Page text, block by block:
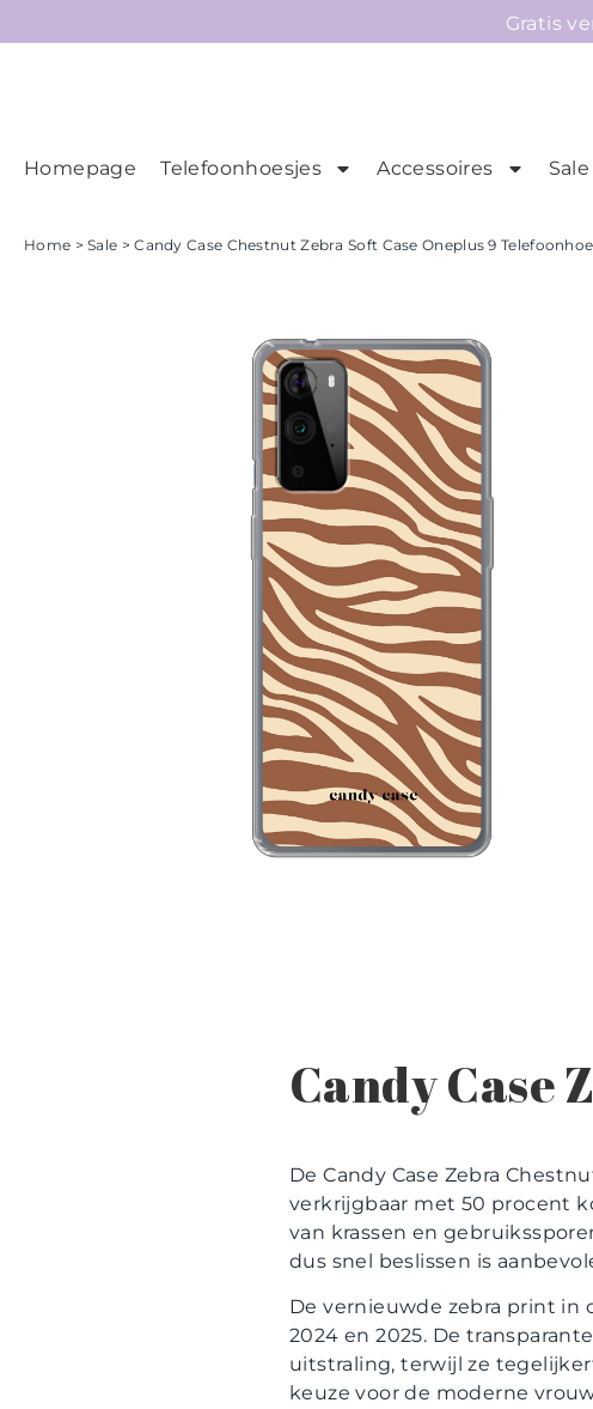
Gratis
Homepage Telefoonhoesjes Accessoires Sale
Home >Sale > Candy Case Chestnut Zebra Soft Case Oneplus 9
Candy Case
De Candy Case Zebra
verkrijgbaar met 50 procent
van krassen en
dus snel beslissen is
De vernieuwde zebra print in
2024 en 2025. De
uitstraling, terwijl ze
keuze voor de moderne